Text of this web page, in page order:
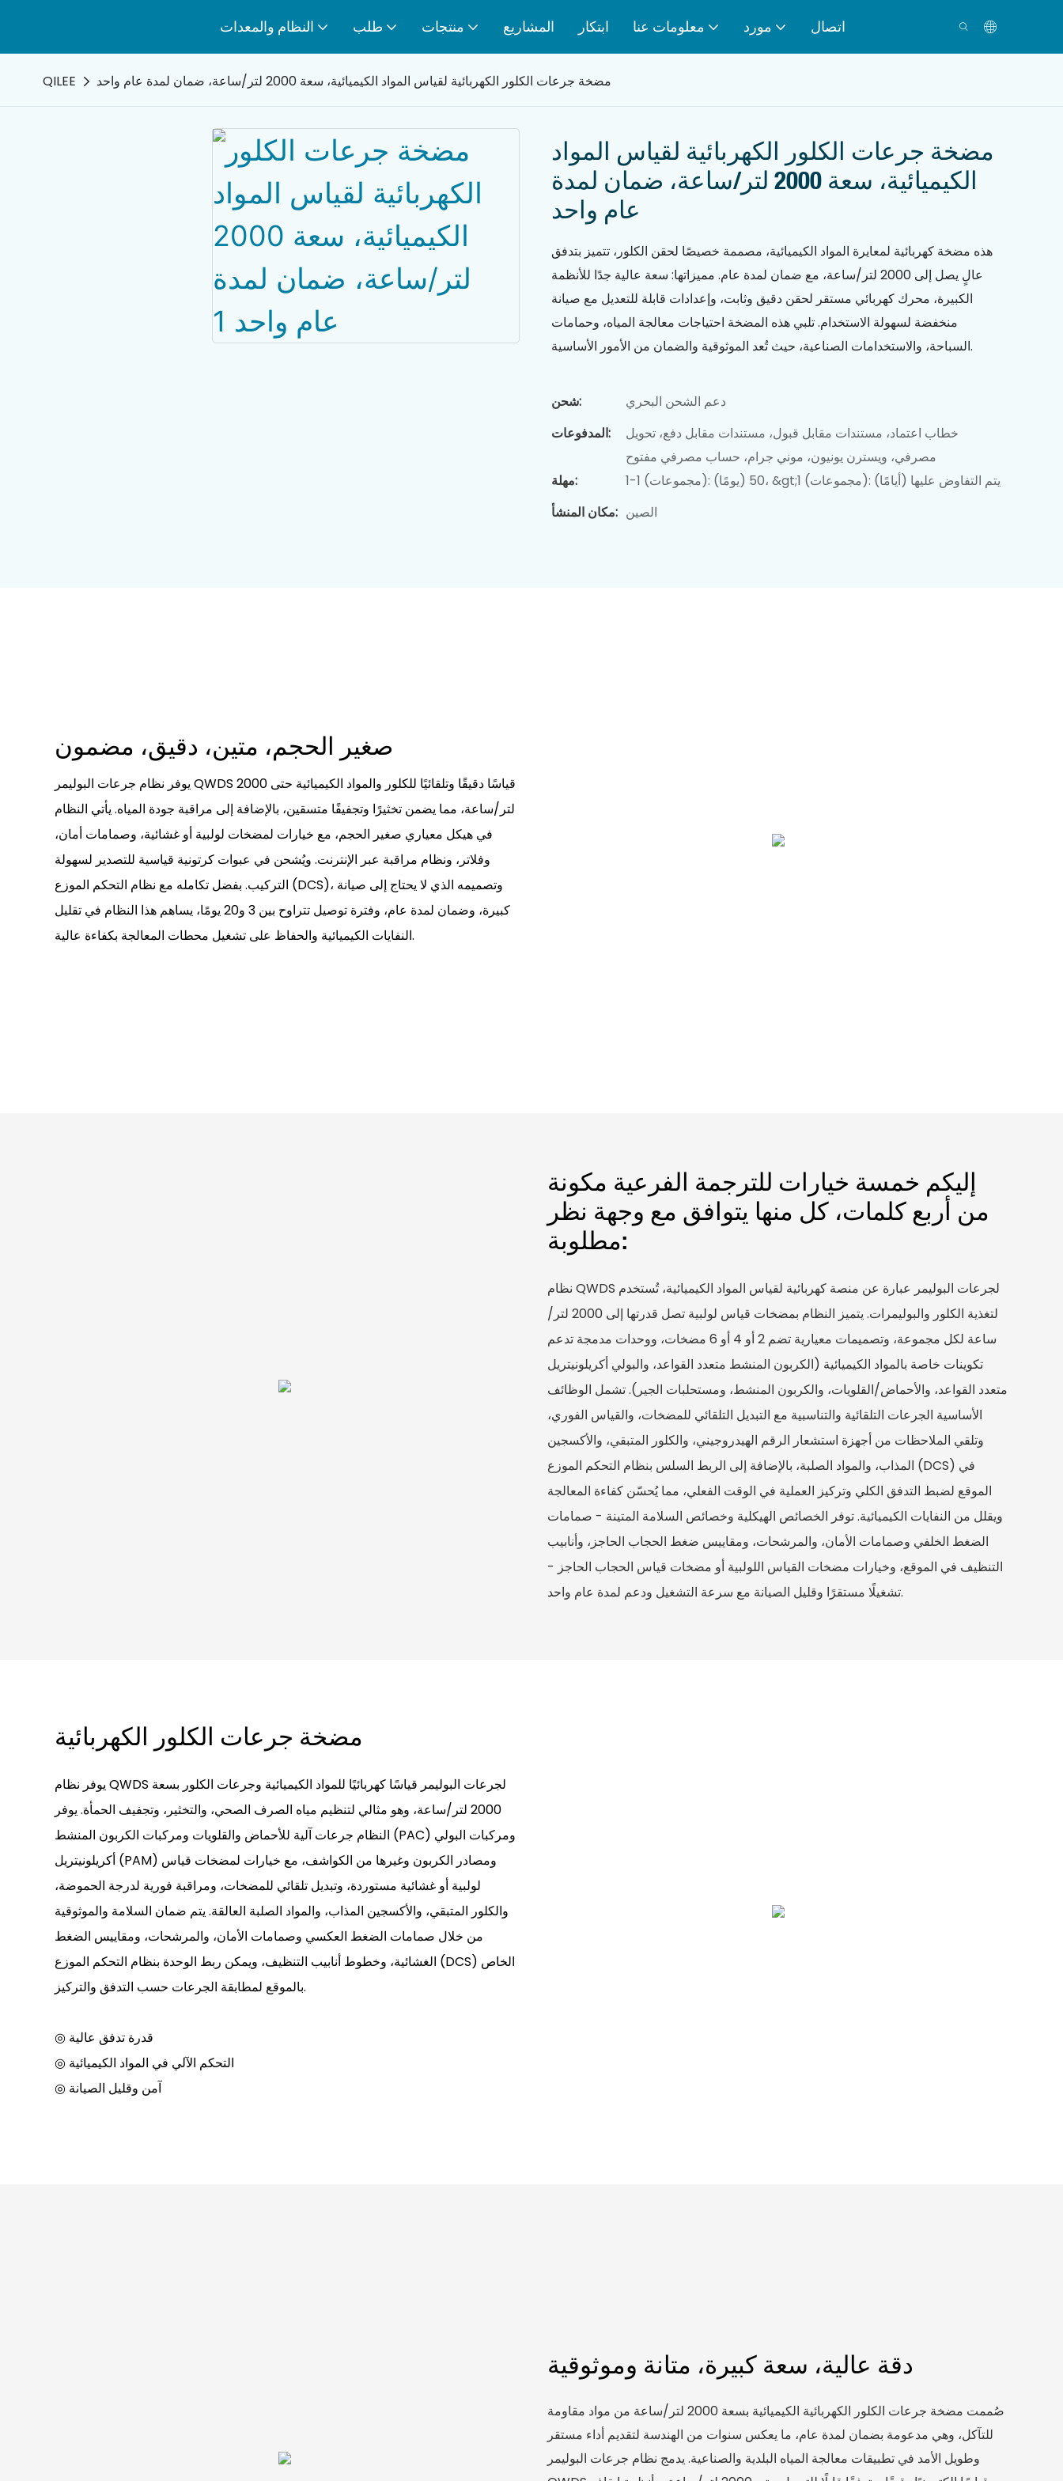
النظام والمعدات طلب منتجات المشاريع ابتكار معلومات عنا مورد اتصال
QILEE مضخة جرعات الكلور الكهربائية لقياس المواد الكيميائية، سعة 2000 لتر/ساعة، ضمان لمدة عام واحد
مضخة جرعات الكلور الكهربائية لقياس المواد
الكيميائية، سعة 2000 لتر/ساعة، ضمان لمدة
عام واحد
هذه مضخة كهربائية لمعايرة المواد الكيميائية، مصممة خصيصًا لحقن الكلور، تتميز بتدفق
عالٍ يصل إلى 2000 لتر/ساعة، مع ضمان لمدة عام. مميزاتها: سعة عالية جدًا للأنظمة
الكبيرة، محرك كهربائي مستقر لحقن دقيق وثابت، وإعدادات قابلة للتعديل مع صيانة
منخفضة لسهولة الاستخدام. تلبي هذه المضخة احتياجات معالجة المياه، وحمامات
السباحة، والاستخدامات الصناعية، حيث تُعد الموثوقية والضمان من الأمور الأساسية.
شحن:
دعم الشحن البحري
المدفوعات:
خطاب اعتماد، مستندات مقابل قبول، مستندات مقابل دفع، تحويل
مصرفي، ويسترن يونيون، موني جرام، حساب مصرفي مفتوح
مهلة:
1-1 (مجموعات): 50 (يومًا)، &gt;1 (مجموعات): يتم التفاوض عليها (أيامًا)
مكان المنشأ: الصين
صغير الحجم، متين، دقيق، مضمون
يوفر نظام جرعات البوليمر QWDS قياسًا دقيقًا وتلقائيًا للكلور والمواد الكيميائية حتى 2000
لتر/ساعة، مما يضمن تخثيرًا وتجفيفًا متسقين، بالإضافة إلى مراقبة جودة المياه. يأتي النظام
في هيكل معياري صغير الحجم، مع خيارات لمضخات لولبية أو غشائية، وصمامات أمان،
وفلاتر، ونظام مراقبة عبر الإنترنت. ويُشحن في عبوات كرتونية قياسية للتصدير لسهولة
التركيب. بفضل تكامله مع نظام التحكم الموزع (DCS)، وتصميمه الذي لا يحتاج إلى صيانة
كبيرة، وضمان لمدة عام، وفترة توصيل تتراوح بين 3 و20 يومًا، يساهم هذا النظام في تقليل
النفايات الكيميائية والحفاظ على تشغيل محطات المعالجة بكفاءة عالية.
إليكم خمسة خيارات للترجمة الفرعية مكونة
من أربع كلمات، كل منها يتوافق مع وجهة نظر
مطلوبة:
نظام QWDS لجرعات البوليمر عبارة عن منصة كهربائية لقياس المواد الكيميائية، تُستخدم
لتغذية الكلور والبوليمرات. يتميز النظام بمضخات قياس لولبية تصل قدرتها إلى 2000 لتر/
ساعة لكل مجموعة، وتصميمات معيارية تضم 2 أو 4 أو 6 مضخات، ووحدات مدمجة تدعم
تكوينات خاصة بالمواد الكيميائية (الكربون المنشط متعدد القواعد، والبولي أكريلونيتريل
متعدد القواعد، والأحماض/القلويات، والكربون المنشط، ومستحلبات الجير). تشمل الوظائف
الأساسية الجرعات التلقائية والتناسبية مع التبديل التلقائي للمضخات، والقياس الفوري،
وتلقي الملاحظات من أجهزة استشعار الرقم الهيدروجيني، والكلور المتبقي، والأكسجين
المذاب، والمواد الصلبة، بالإضافة إلى الربط السلس بنظام التحكم الموزع (DCS) في
الموقع لضبط التدفق الكلي وتركيز العملية في الوقت الفعلي، مما يُحسّن كفاءة المعالجة
ويقلل من النفايات الكيميائية. توفر الخصائص الهيكلية وخصائص السلامة المتينة - صمامات
الضغط الخلفي وصمامات الأمان، والمرشحات، ومقاييس ضغط الحجاب الحاجز، وأنابيب
التنظيف في الموقع، وخيارات مضخات القياس اللولبية أو مضخات قياس الحجاب الحاجز -
تشغيلًا مستقرًا وقليل الصيانة مع سرعة التشغيل ودعم لمدة عام واحد.
مضخة جرعات الكلور الكهربائية
يوفر نظام QWDS لجرعات البوليمر قياسًا كهربائيًا للمواد الكيميائية وجرعات الكلور بسعة
2000 لتر/ساعة، وهو مثالي لتنظيم مياه الصرف الصحي، والتخثير، وتجفيف الحمأة. يوفر
النظام جرعات آلية للأحماض والقلويات ومركبات الكربون المنشط (PAC) ومركبات البولي
أكريلونيتريل (PAM) ومصادر الكربون وغيرها من الكواشف، مع خيارات لمضخات قياس
لولبية أو غشائية مستوردة، وتبديل تلقائي للمضخات، ومراقبة فورية لدرجة الحموضة،
والكلور المتبقي، والأكسجين المذاب، والمواد الصلبة العالقة. يتم ضمان السلامة والموثوقية
من خلال صمامات الضغط العكسي وصمامات الأمان، والمرشحات، ومقاييس الضغط
الغشائية، وخطوط أنابيب التنظيف، ويمكن ربط الوحدة بنظام التحكم الموزع (DCS) الخاص
بالموقع لمطابقة الجرعات حسب التدفق والتركيز.
◎ قدرة تدفق عالية
◎ التحكم الآلي في المواد الكيميائية
◎ آمن وقليل الصيانة
دقة عالية، سعة كبيرة، متانة وموثوقية
صُممت مضخة جرعات الكلور الكهربائية الكيميائية بسعة 2000 لتر/ساعة من مواد مقاومة
للتآكل، وهي مدعومة بضمان لمدة عام، ما يعكس سنوات من الهندسة لتقديم أداء مستقر
وطويل الأمد في تطبيقات معالجة المياه البلدية والصناعية. يدمج نظام جرعات البوليمر